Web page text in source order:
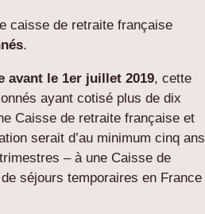
caisse de retraite française
.
avant le 1er juillet 2019, cette
ayant cotisé plus de dix
Caisse de retraite française et
serait d’au minimum cinq ans
– à une Caisse de
séjours temporaires en France